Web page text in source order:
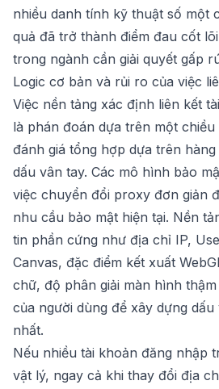
nhiều danh tính kỹ thuật số một
quả đã trở thành điểm đau cốt
trong ngành cần giải quyết gấp
Logic cơ bản và rủi ro của việc
Việc nền tảng xác định liên kết
là phán đoán dựa trên một
đánh giá tổng hợp dựa trên
dấu vân tay. Các mô hình bảo
việc chuyển đổi proxy đơn giản
nhu cầu bảo mật hiện tại. Nền
tin phần cứng như địa chỉ IP,
Canvas, đặc điểm kết xuất
chữ, độ phân giải màn hình
của người dùng để xây dựng
nhất.
Nếu nhiều tài khoản đăng nhập
vật lý, ngay cả khi thay đổi địa